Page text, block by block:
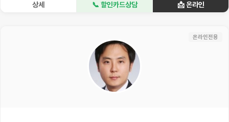
상세 📞 할인카드상담 📩 온라인
온라인전용